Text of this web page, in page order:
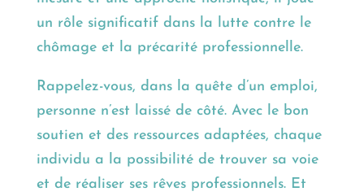
un rôle significatif dans la lutte contre le
chômage et la précarité professionnelle.
Rappelez-vous, dans la quête d’un emploi,
personne n’est laissé de côté. Avec le bon
soutien et des ressources adaptées, chaque
individu a la possibilité de trouver sa voie
et de réaliser ses rêves professionnels. Et